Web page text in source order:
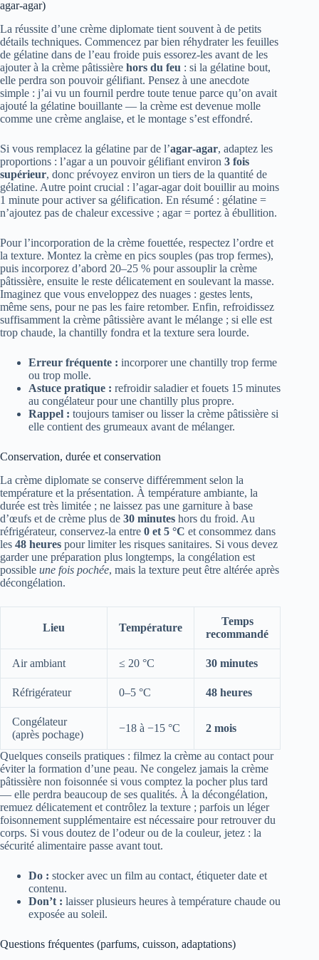
agar‑agar)
La réussite d’une crème diplomate tient souvent à de petits
détails techniques. Commencez par bien réhydrater les feuilles
de gélatine dans de l’eau froide puis essorez‑les avant de les
ajouter à la crème pâtissière hors du feu : si la gélatine bout,
elle perdra son pouvoir gélifiant. Pensez à une anecdote
simple : j’ai vu un fournil perdre toute tenue parce qu’on avait
ajouté la gélatine bouillante — la crème est devenue molle
comme une crème anglaise, et le montage s’est effondré.
Si vous remplacez la gélatine par de l’agar‑agar, adaptez les
proportions : l’agar a un pouvoir gélifiant environ 3 fois
supérieur, donc prévoyez environ un tiers de la quantité de
gélatine. Autre point crucial : l’agar‑agar doit bouillir au moins
1 minute pour activer sa gélification. En résumé : gélatine =
n’ajoutez pas de chaleur excessive ; agar = portez à ébullition.
Pour l’incorporation de la crème fouettée, respectez l’ordre et
la texture. Montez la crème en pics souples (pas trop fermes),
puis incorporez d’abord 20–25 % pour assouplir la crème
pâtissière, ensuite le reste délicatement en soulevant la masse.
Imaginez que vous enveloppez des nuages : gestes lents,
même sens, pour ne pas les faire retomber. Enfin, refroidissez
suffisamment la crème pâtissière avant le mélange ; si elle est
trop chaude, la chantilly fondra et la texture sera lourde.
Erreur fréquente : incorporer une chantilly trop ferme
ou trop molle.
Astuce pratique : refroidir saladier et fouets 15 minutes
au congélateur pour une chantilly plus propre.
Rappel : toujours tamiser ou lisser la crème pâtissière si
elle contient des grumeaux avant de mélanger.
Conservation, durée et conservation
La crème diplomate se conserve différemment selon la
température et la présentation. À température ambiante, la
durée est très limitée ; ne laissez pas une garniture à base
d’œufs et de crème plus de 30 minutes hors du froid. Au
réfrigérateur, conservez‑la entre 0 et 5 °C et consommez dans
les 48 heures pour limiter les risques sanitaires. Si vous devez
garder une préparation plus longtemps, la congélation est
possible une fois pochée, mais la texture peut être altérée après
décongélation.
Lieu Température
Temps
recommandé
Air ambiant ≤ 20 °C 30 minutes
Réfrigérateur 0–5 °C 48 heures
Congélateur
(après pochage)
−18 à −15 °C 2 mois
Quelques conseils pratiques : filmez la crème au contact pour
éviter la formation d’une peau. Ne congelez jamais la crème
pâtissière non foisonnée si vous comptez la pocher plus tard
— elle perdra beaucoup de ses qualités. À la décongélation,
remuez délicatement et contrôlez la texture ; parfois un léger
foisonnement supplémentaire est nécessaire pour retrouver du
corps. Si vous doutez de l’odeur ou de la couleur, jetez : la
sécurité alimentaire passe avant tout.
Do : stocker avec un film au contact, étiqueter date et
contenu.
Don’t : laisser plusieurs heures à température chaude ou
exposée au soleil.
Questions fréquentes (parfums, cuisson, adaptations)